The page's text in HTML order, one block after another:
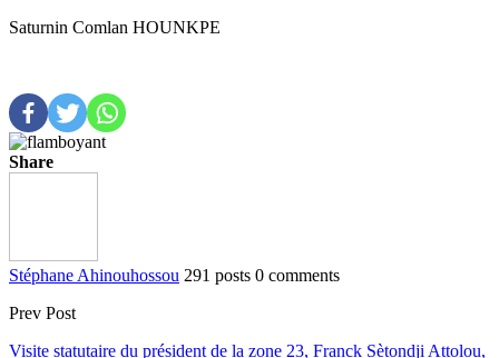
Saturnin Comlan HOUNKPE
Share
Stéphane Ahinouhossou 291 posts 0 comments
Prev Post
Visite statutaire du président de la zone 23, Franck Sètondji Attolou,